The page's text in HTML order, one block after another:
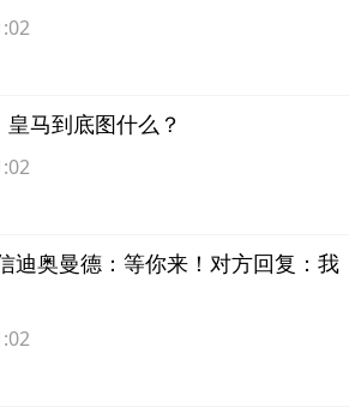
皇马到底图什么？
迪奥曼德：等你来！对方回复：我